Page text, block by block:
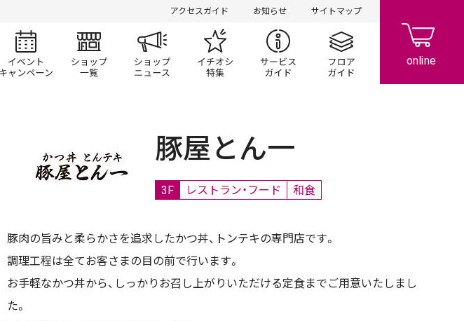
アクセスガイド お知らせ サイトマップ
チラシ情報 イベント/キャンペーン
ショップ一覧 ショップニュースイチオシ特集 サービスガイドフロアガイド
豚屋とん一
3F レストラン・フード 和食
豚肉の旨みと柔らかさを追求したかつ丼、トンテキの専門店です。
調理工程は全てお客さまの目の前で行います。
お手軽なかつ丼から、しっかりお召し上がりいただける定食までご用意いたしまし
た。